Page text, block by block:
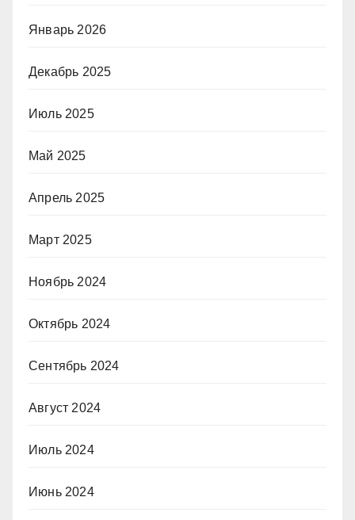
Январь 2026
Декабрь 2025
Июль 2025
Май 2025
Апрель 2025
Март 2025
Ноябрь 2024
Октябрь 2024
Сентябрь 2024
Август 2024
Июль 2024
Июнь 2024